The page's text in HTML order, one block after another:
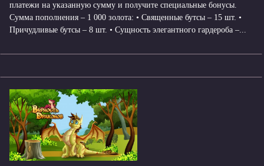
платежи на указанную сумму и получите специальные бонусы.
Сумма пополнения – 1 000 золота: • Священные бутсы – 15 шт. •
Причудливые бутсы – 8 шт. • Сущность элегантного гардероба –...